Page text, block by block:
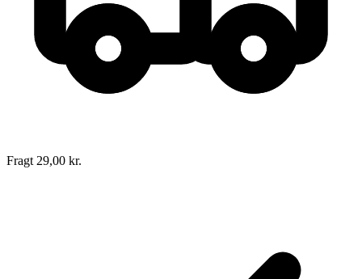
9788701069823
Forlag:
Gyldendal
Udgivet: 30. juni 1999
Fragt 29,00 kr.